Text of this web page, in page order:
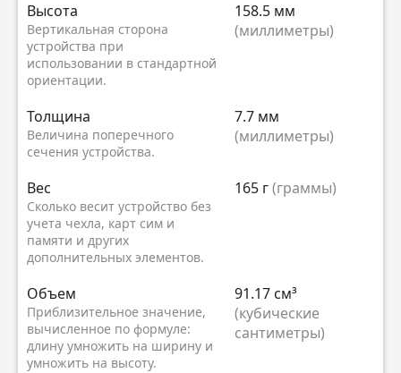
Высота
Вертикальная сторона
устройства при
использовании в стандартной
ориентации.
158.5 мм
(миллиметры)
Толщина
Величина поперечного
сечения устройства.
7.7 мм
(миллиметры)
Вес
Сколько весит устройство без
учета чехла, карт сим и
памяти и других
дополнительных элементов.
165 г(граммы)
Объем
Приблизительное значение,
вычисленное по формуле:
длину умножить на ширину и
умножить на высоту.
91.17 см³
(кубические
сантиметры)